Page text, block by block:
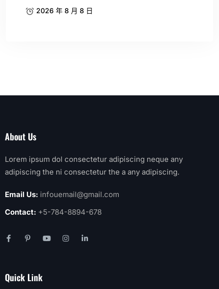
2026 年 8 月 8 日
About Us
Lorem ipsum dol consectetur adipiscing neque any
adipiscing the ni consectetur the a any adipiscing.
Email Us: infouemail@gmail.com
Contact: +5-784-8894-678
Quick Link